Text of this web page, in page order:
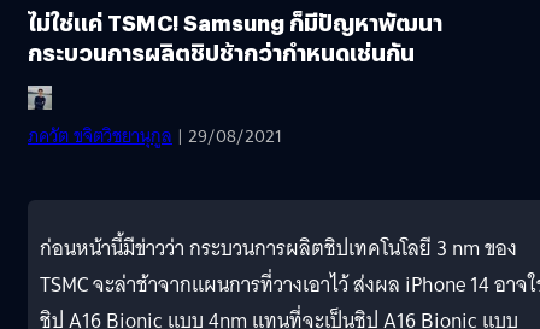
ไม่ใช่แค่ TSMC! Samsung ก็มีปัญหาพัฒนา
กระบวนการผลิตชิปช้ากว่ากำหนดเช่นกัน
ภควัต ขจิตวิชยานุกูล | 29/08/2021
ก่อนหน้านี้มีข่าวว่า กระบวนการผลิตชิปเทคโนโลยี 3 nm ของ
TSMC จะล่าช้าจากแผนการที่วางเอาไว้ ส่งผล iPhone 14 อาจ
ชิป A16 Bionic แบบ 4nm แทนที่จะเป็นชิป A16 Bionic แบบ